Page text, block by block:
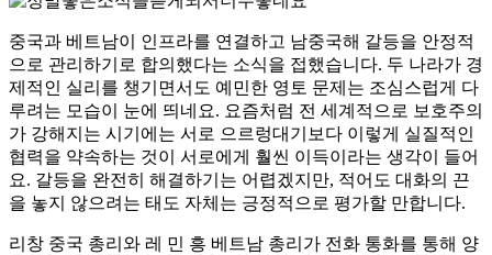
중국과 베트남이 인프라를 연결하고 남중국해 갈등을 안정적
으로 관리하기로 합의했다는 소식을 접했습니다. 두 나라가 경
제적인 실리를 챙기면서도 예민한 영토 문제는 조심스럽게 다
루려는 모습이 눈에 띄네요. 요즘처럼 전 세계적으로 보호주의
가 강해지는 시기에는 서로 으르렁대기보다 이렇게 실질적인
협력을 약속하는 것이 서로에게 훨씬 이득이라는 생각이 들어
요. 갈등을 완전히 해결하기는 어렵겠지만, 적어도 대화의 끈
을 놓지 않으려는 태도 자체는 긍정적으로 평가할 만합니다.
리창 중국 총리와 레 민 흥 베트남 총리가 전화 통화를 통해 양